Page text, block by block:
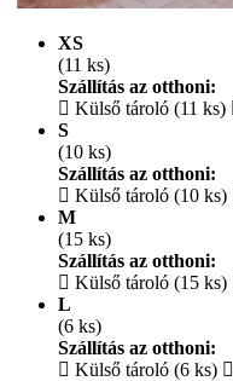
XS
(11 ks)
Szállítás az otthoni:
Külső tároló (11 ks)
S
(10 ks)
Szállítás az otthoni:
Külső tároló (10 ks)
M
(15 ks)
Szállítás az otthoni:
Külső tároló (15 ks)
L
(6 ks)
Szállítás az otthoni:
Külső tároló (6 ks)